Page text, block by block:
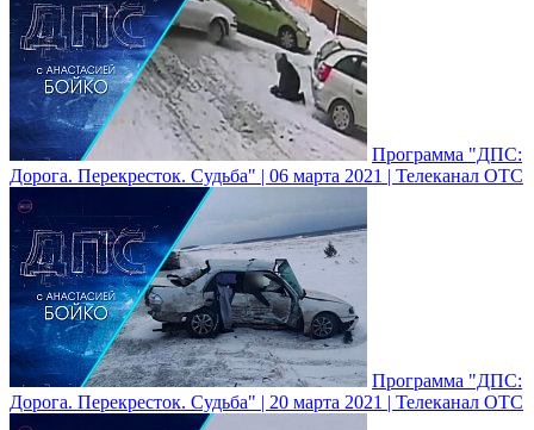
Программа "ДПС:
Дорога. Перекресток. Судьба" | 06 марта 2021 | Телеканал ОТС
Программа "ДПС:
Дорога. Перекресток. Судьба" | 20 марта 2021 | Телеканал ОТС